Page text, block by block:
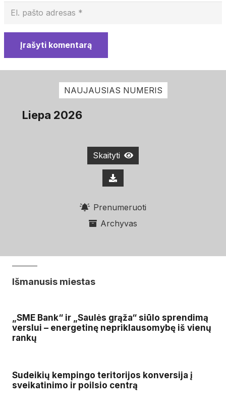
Įrašyti komentarą
NAUJAUSIAS NUMERIS
Liepa 2026
Skaityti
Prenumeruoti
Archyvas
Išmanusis miestas
„SME Bank“ ir „Saulės grąža“ siūlo sprendimą
verslui – energetinę nepriklausomybę iš vienų
rankų
Sudeikių kempingo teritorijos konversija į
sveikatinimo ir poilsio centrą